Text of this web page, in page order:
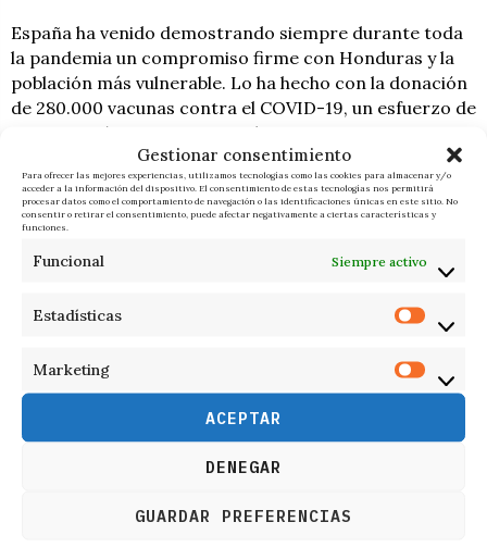
Gestionar consentimiento
Para ofrecer las mejores experiencias, utilizamos tecnologías como las cookies para almacenar y/o
acceder a la información del dispositivo. El consentimiento de estas tecnologías nos permitirá
procesar datos como el comportamiento de navegación o las identificaciones únicas en este sitio. No
consentir o retirar el consentimiento, puede afectar negativamente a ciertas características y
funciones.
Funcional Siempre activo
Estadísticas
Marketing
ACEPTAR
DENEGAR
GUARDAR PREFERENCIAS
España ha venido demostrando siempre durante toda
la pandemia un compromiso firme con Honduras y la
población más vulnerable. Lo ha hecho con la donación
de 280.000 vacunas contra el COVID-19, un esfuerzo de
inmunización que nuestro país va a continuar
En este sentido, el presidente Sánchez y la presidenta
Castro han firmado un Memorando De Entendimiento
para impulsar la cooperación sanitaria entre ambos
países y fortalecer los sistemas de salud en Honduras.
Balance final de la gira
España mantiene desde hace décadas un compromiso
con Centroamérica, acompañando su desarrollo
socioeconómico e institucional y apoyando su proceso
de integración regional.
cooperación regional con los países centroamericanos